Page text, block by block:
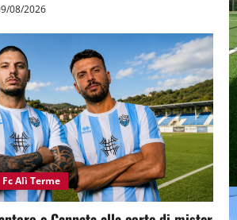
08/2026
Fc Alì Terme